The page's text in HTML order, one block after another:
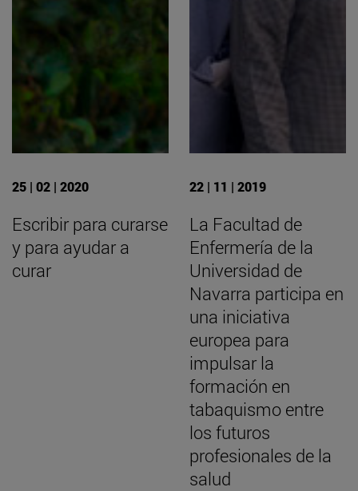
25 | 02 | 2020
Escribir para curarse
y para ayudar a
curar
22 | 11 | 2019
La Facultad de
Enfermería de la
Universidad de
Navarra participa en
una iniciativa
europea para
impulsar la
formación en
tabaquismo entre
los futuros
profesionales de la
salud